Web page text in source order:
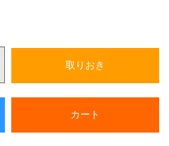
取りおき
カート